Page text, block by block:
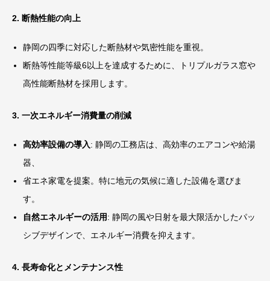
2. 断熱性能の向上
静岡の四季に対応した断熱材や気密性能を重視。
断熱等性能等級6以上を達成するために、トリプルガラス窓や
高性能断熱材を採用します。
3. 一次エネルギー消費量の削減
高効率設備の導入: 静岡の工務店は、高効率のエアコンや給湯
器、
省エネ家電を提案。特に地元の気候に適した設備を選びま
す。
自然エネルギーの活用: 静岡の風や日射を最大限活かしたパッ
シブデザインで、エネルギー消費を抑えます。
4. 長寿命化とメンテナンス性